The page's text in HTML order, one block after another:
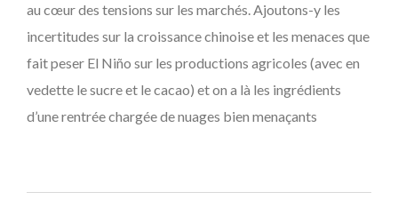
au cœur des tensions sur les marchés. Ajoutons-y les
incertitudes sur la croissance chinoise et les menaces que
fait peser El Niño sur les productions agricoles (avec en
vedette le sucre et le cacao) et on a là les ingrédients
d’une rentrée chargée de nuages bien menaçants